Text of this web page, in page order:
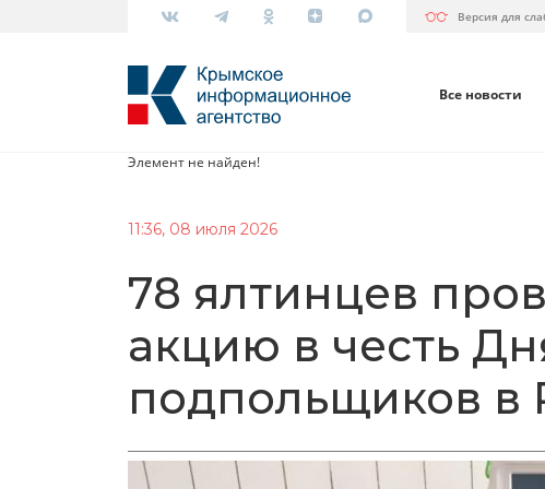
Версия для
Все новости
Элемент не найден!
11:36, 08 июля 2026
78 ялтинцев
акцию в честь
подпольщиков в